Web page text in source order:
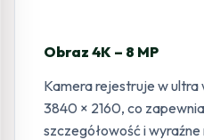
Obraz 4K – 8 MP
Kamera rejestruje w
3840 × 2160, co
szczegółowość i